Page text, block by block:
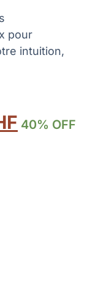
pour
intuition,
40% OFF